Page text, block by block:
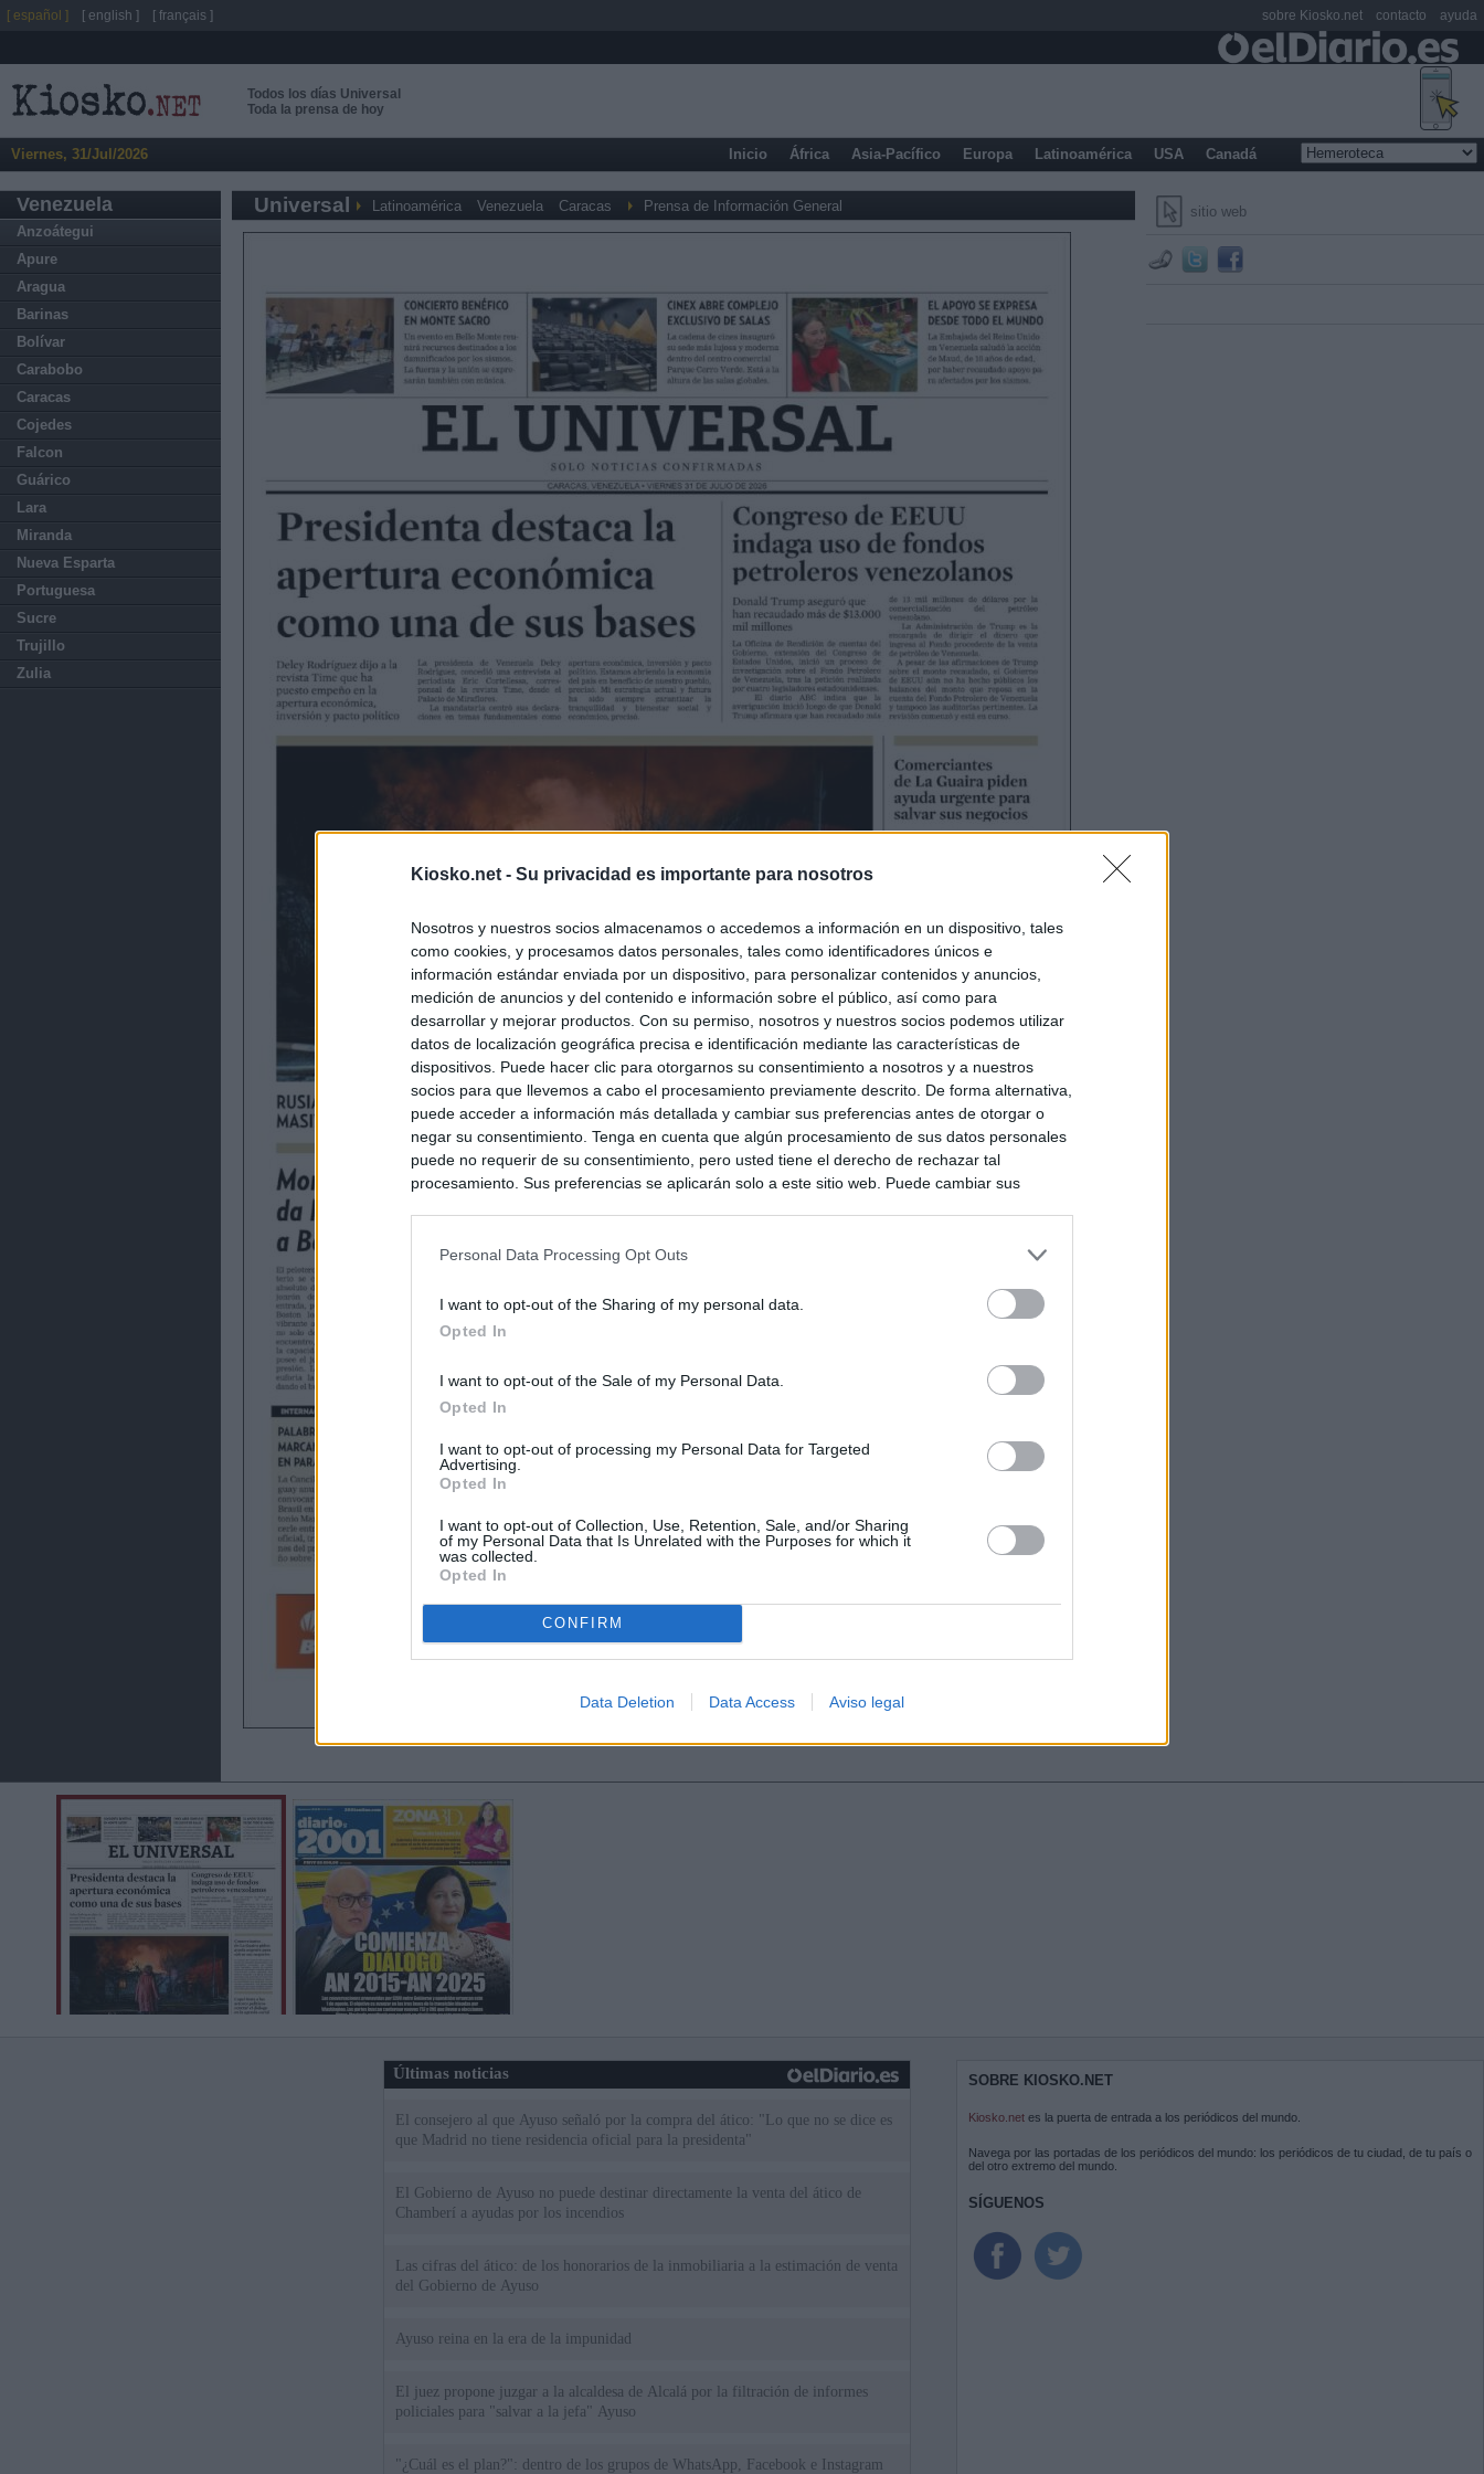
Kiosko.net - Su privacidad es importante para nosotros
Nosotros y nuestros socios almacenamos o accedemos a información en un dispositivo, tales
como cookies, y procesamos datos personales, tales como identificadores únicos e
información estándar enviada por un dispositivo, para personalizar contenidos y anuncios,
medición de anuncios y del contenido e información sobre el público, así como para
desarrollar y mejorar productos. Con su permiso, nosotros y nuestros socios podemos utilizar
datos de localización geográfica precisa e identificación mediante las características de
dispositivos. Puede hacer clic para otorgarnos su consentimiento a nosotros y a nuestros
socios para que llevemos a cabo el procesamiento previamente descrito. De forma alternativa,
puede acceder a información más detallada y cambiar sus preferencias antes de otorgar o
negar su consentimiento. Tenga en cuenta que algún procesamiento de sus datos personales
puede no requerir de su consentimiento, pero usted tiene el derecho de rechazar tal
procesamiento. Sus preferencias se aplicarán solo a este sitio web. Puede cambiar sus
Personal Data Processing Opt Outs
I want to opt-out of the Sharing of my personal data.
Opted In
I want to opt-out of the Sale of my Personal Data.
Opted In
I want to opt-out of processing my Personal Data for Targeted
Advertising.
Opted In
I want to opt-out of Collection, Use, Retention, Sale, and/or Sharing
of my Personal Data that Is Unrelated with the Purposes for which it
was collected.
Opted In
CONFIRM
Data Deletion Data Access Aviso legal
Todos los días Universal
Toda la prensa de hoy
Viernes, 31/Jul/2026 Inicio África Asia-Pacífico Europa Latinoamérica USA Canadá
Venezuela
Anzoátegui
Apure
Aragua
Barinas
Bolívar
Carabobo
Caracas
Cojedes
Falcon
Guárico
Lara
Miranda
Nueva Esparta
Portuguesa
Sucre
Trujillo
Zulia
sitio web
Universal Latinoamérica Venezuela Caracas Prensa de Información General
Últimas noticias
El consejero al que Ayuso señaló por la compra del ático: "Lo que no se dice es
que Madrid no tiene residencia oficial para la presidenta"
El Gobierno de Ayuso no puede destinar directamente la venta del ático de
Chamberí a ayudas por los incendios
Las cifras del ático: de los honorarios de la inmobiliaria a la estimación de venta
del Gobierno de Ayuso
Ayuso reina en la era de la impunidad
El juez propone juzgar a la alcaldesa de Alcalá por la filtración de informes
policiales para "salvar a la jefa" Ayuso
"¿Cuál es el plan?": dentro de los grupos de WhatsApp, Facebook e Instagram
SOBRE KIOSKO.NET
Kiosko.net es la puerta de entrada a los periódicos del mundo.
Navega por las portadas de los periódicos del mundo: los periódicos de tu ciudad, de tu país o
del otro extremo del mundo.
SÍGUENOS
[ español ] [ english ] [ français ] sobre Kiosko.net contacto ayuda